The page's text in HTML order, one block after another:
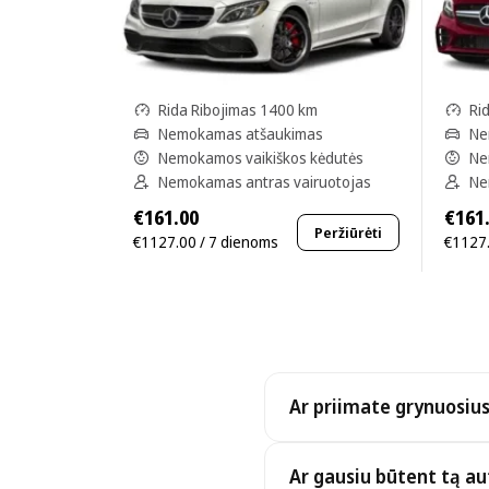
Rida Ribojimas 1400 km
Nemokamas atšaukimas
Nemokamos vaikiškos kėdutės
Nemokamas antras vairuotojas
€161.00
€1127.00 / 7 dienoms Peržiūrėti
Ar priimate
Ar gausiu būtent tą